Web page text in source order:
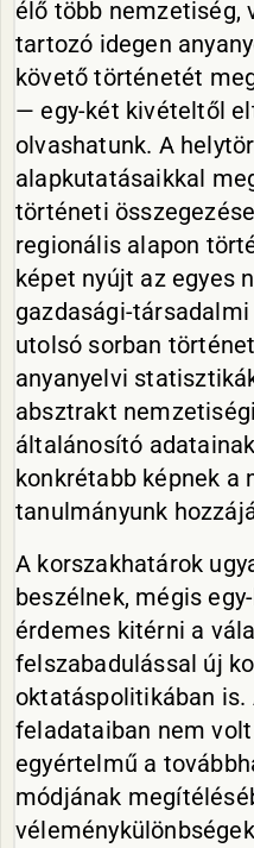
élő több nemzetiség,
tartozó idegen
követő történetét
— egy-két kivételtől
olvashatunk. A
alapkutatásaikkal
történeti
regionális alapon
képet nyújt az egyes
gazdasági-
utolsó sorban
anyanyelvi
absztrakt
általánosító
konkrétabb képnek a
tanulmányunk
A korszakhatárok
beszélnek, mégis
érdemes kitérni a
felszabadulással új
oktatáspolitikában is.
feladataiban nem
egyértelmű a
módjának